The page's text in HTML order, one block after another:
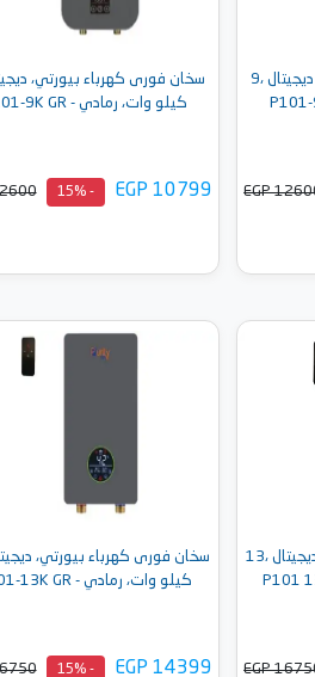
سخان فورى كهرباء بيورتي، ديجيتال ،9
EGP
كيلو وات، رمادي - P101-9K GR
EGP 10799
- 15%
أضف إلى السلة
سخان فورى كهرباء بيورتي، ديجيتال ،13
EGP
كيلو وات، رمادي - P101-13K GR
EGP 14399
- 15%